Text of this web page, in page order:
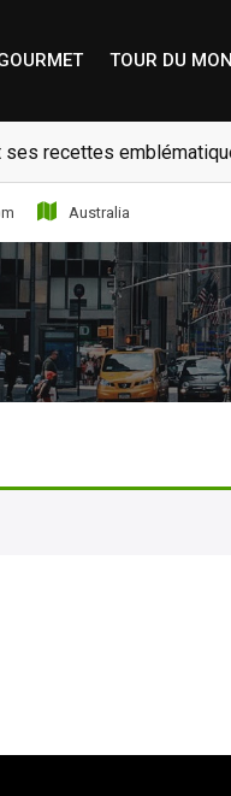
TOUR DU
ses recettes
Australia